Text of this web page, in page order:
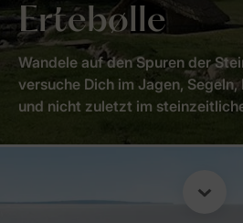
Ertebølle
Wandele auf den Spuren der
versuche Dich im Jagen,
und nicht zuletzt im